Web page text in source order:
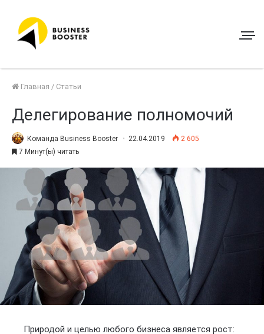
Главная / Статьи
Делегирование полномочий
Команда Business Booster 22.04.2019
2 605
7 Минут(ы) читать
Природой и целью любого бизнеса является рост: